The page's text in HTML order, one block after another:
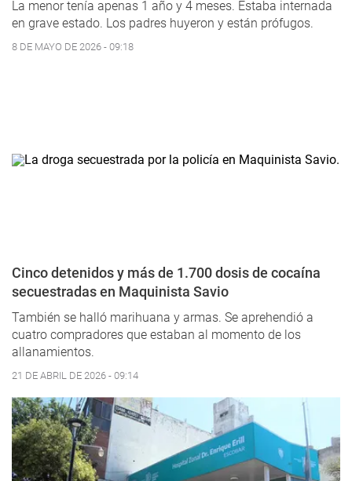
La menor tenía apenas 1 año y 4 meses. Estaba internada
en grave estado. Los padres huyeron y están prófugos.
8 DE MAYO DE 2026 - 09:18
Cinco detenidos y más de 1.700 dosis de cocaína
secuestradas en Maquinista Savio
También se halló marihuana y armas. Se aprehendió a
cuatro compradores que estaban al momento de los
allanamientos.
21 DE ABRIL DE 2026 - 09:14